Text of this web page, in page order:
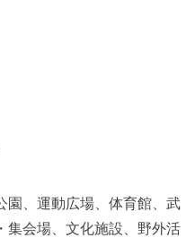
、運動広場、体育館、武
集会場、文化施設、野外活